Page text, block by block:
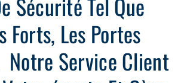
Forts, Les Portes
Notre Service Client